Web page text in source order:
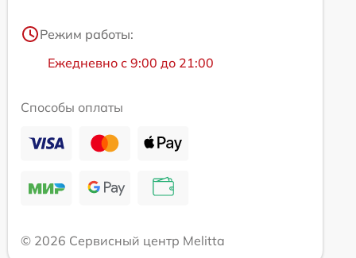
Режим работы:
Ежедневно с 9:00 до 21:00
Способы оплаты
© 2026 Сервисный центр Melitta